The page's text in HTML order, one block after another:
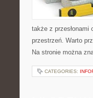
także z przesłonami
przestrzeń. Warto
Na stronie można
CATEGORIES: